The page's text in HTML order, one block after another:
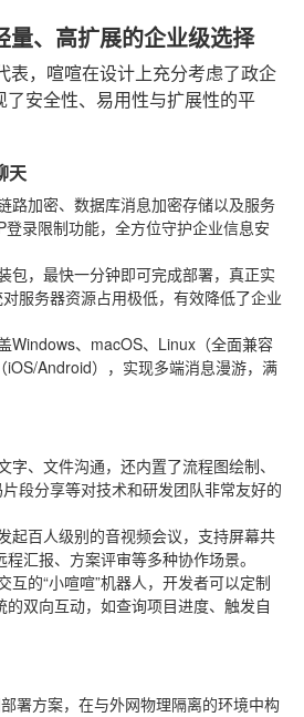
量、高扩展的企业级选择
表，喧喧在设计上充分考虑了政企
了安全性、易用性与扩展性的平
天
路加密、数据库消息加密存储以及服务
录限制功能，全方位守护企业信息安
包，最快一分钟即可完成部署，真正实
服务器资源占用极低，有效降低了企业
Windows、macOS、Linux（全面兼容
iOS/Android），实现多端消息漫游，满
字、文件沟通，还内置了流程图绘制、
段分享等对技术和研发团队非常友好的
起百人级别的音视频会议，支持屏幕共
汇报、方案评审等多种协作场景。
互的“小喧喧”机器人，开发者可以定制
双向互动，如查询项目进度、触发自
署方案，在与外网物理隔离的环境中构